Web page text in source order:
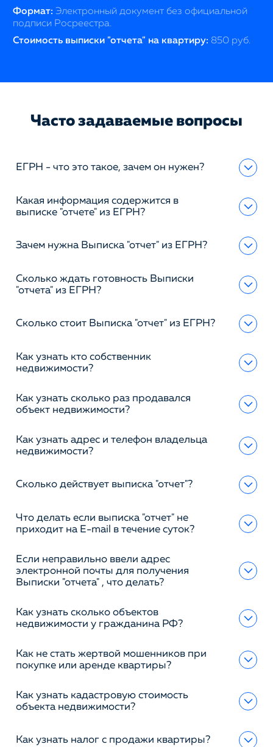
Формат: Электронный документ без официальной
подписи Росреестра.
Стоимость выписки "отчета" на квартиру: 850 руб.
Часто задаваемые вопросы
ЕГРН - что это такое, зачем он нужен?
Какая информация содержится в
выписке "отчете" из ЕГРН?
Зачем нужна Выписка "отчет" из ЕГРН?
Сколько ждать готовность Выписки
"отчета" из ЕГРН?
Сколько стоит Выписка "отчет" из ЕГРН?
Как узнать кто собственник
недвижимости?
Как узнать сколько раз продавался
объект недвижимости?
Как узнать адрес и телефон владельца
недвижимости?
Сколько действует выписка "отчет"?
Что делать если выписка "отчет" не
приходит на E-mail в течение суток?
Если неправильно ввели адрес
электронной почты для получения
Выписки "отчета" , что делать?
Как узнать сколько объектов
недвижимости у гражданина РФ?
Как не стать жертвой мошенников при
покупке или аренде квартиры?
Как узнать кадастровую стоимость
объекта недвижимости?
Как узнать налог с продажи квартиры?